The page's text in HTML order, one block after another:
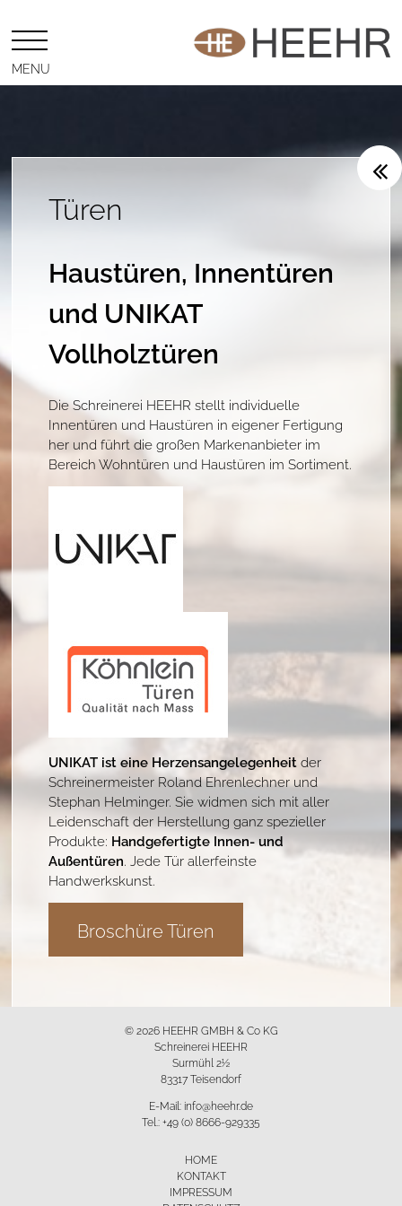
MENU
Türen
Haustüren, Innentüren
und UNIKAT
Vollholztüren
Die Schreinerei HEEHR stellt individuelle
Innentüren und Haustüren in eigener Fertigung
her und führt die großen Markenanbieter im
Bereich Wohntüren und Haustüren im Sortiment.
UNIKAT ist eine Herzensangelegenheit der
Schreinermeister Roland Ehrenlechner und
Stephan Helminger. Sie widmen sich mit aller
Leidenschaft der Herstellung ganz spezieller
Produkte: Handgefertigte Innen- und
Außentüren . Jede Tür allerfeinste
Handwerkskunst.
Broschüre Türen
© 2026 HEEHR GMBH & Co KG
Schreinerei HEEHR
Surmühl 2½
83317 Teisendorf
E-Mail: info@heehr.de
Tel.:+49 (0) 8666-929335
HOME
KONTAKT
IMPRESSUM